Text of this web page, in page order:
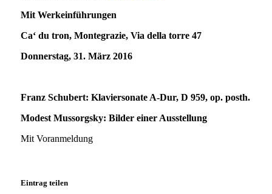
Mit Werkeinführungen
Ca‘ du tron, Montegrazie, Via della torre 47
Donnerstag, 31. März 2016
Franz Schubert: Klaviersonate A-Dur, D 959, op. posth.
Modest Mussorgsky: Bilder einer Ausstellung
Mit Voranmeldung
Eintrag teilen